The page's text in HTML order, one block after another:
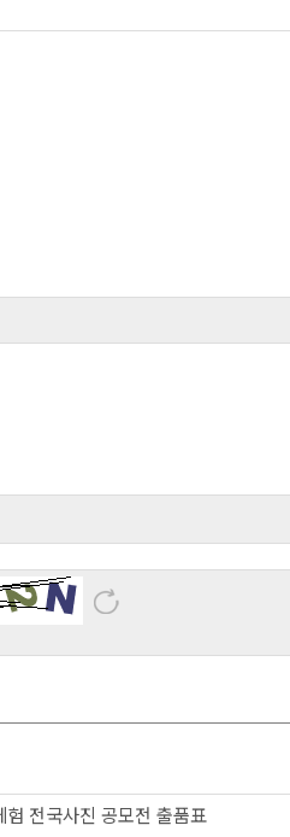
전국사진 공모전 출품표